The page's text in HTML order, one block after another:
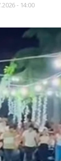
- 14:00